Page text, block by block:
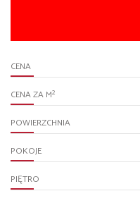
CENA
CENA ZA M2
POWIERZCHNIA
POKOJE
PIĘTRO